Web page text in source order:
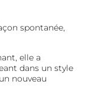
spontanée,
elle a
dans un style
nouveau